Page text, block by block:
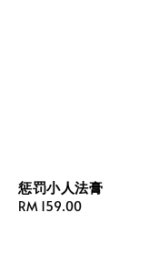
惩罚小人法膏
Regular
RM 159.00